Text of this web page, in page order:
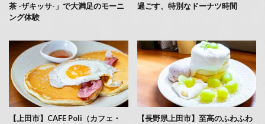
茶 -ザキッサ-」で大満足のモーニ
ング体験
過ごす、特別なドーナツ時間
【上田市】CAFE Poli（カフェ・
【長野県上田市】至高のふわふわ